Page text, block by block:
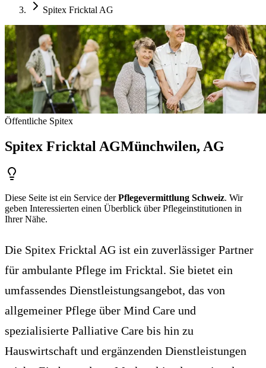
Spitex Fricktal AG
Öffentliche Spitex
Spitex Fricktal AGMünchwilen, AG
Diese Seite ist ein Service derPflegevermittlung Schweiz. Wir
geben Interessierten einen Überblick über Pflegeinstitutionen in
Ihrer Nähe.
Die Spitex Fricktal AG ist ein zuverlässiger Partner
für ambulante Pflege im Fricktal. Sie bietet ein
umfassendes Dienstleistungsangebot, das von
allgemeiner Pflege über Mind Care und
spezialisierte Palliative Care bis hin zu
Hauswirtschaft und ergänzenden Dienstleistungen